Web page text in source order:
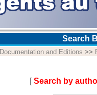
Search
Documentation and Editions >>
[Search by